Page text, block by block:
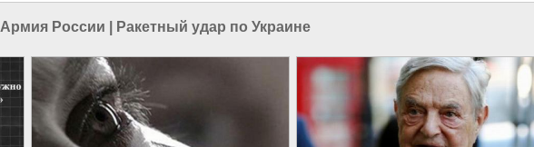
Армия России Ракетный удар по Украине